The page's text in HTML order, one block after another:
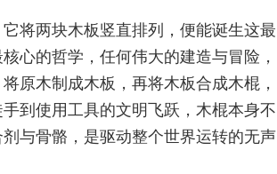
将两块木板竖直排列，便能诞生这最
心的哲学，任何伟大的建造与冒险，
原木制成木板，再将木板合成木棍，
到使用工具的文明飞跃，木棍本身不
与骨骼，是驱动整个世界运转的无声